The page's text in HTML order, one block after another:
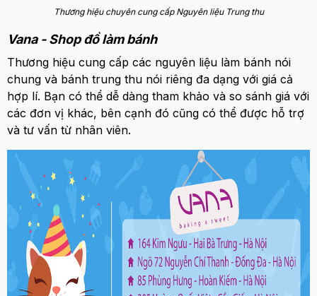
Thương hiệu chuyên cung cấp Nguyên liệu Trung thu
Vana - Shop đồ làm bánh
Thương hiệu cung cấp các nguyên liệu làm bánh nói
chung và bánh trung thu nói riêng đa dạng với giá cả
hợp lí. Bạn có thể dễ dàng tham khảo và so sánh giá với
các đơn vị khác, bên cạnh đó cũng có thể được hỗ trợ
và tư vấn từ nhân viên.